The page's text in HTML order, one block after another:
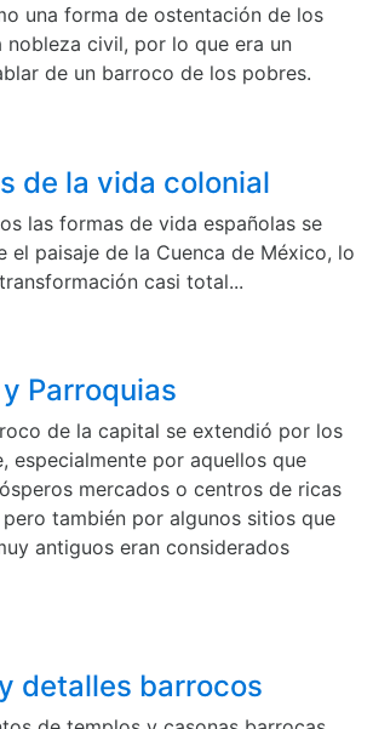
una forma de ostentación de los
nobleza civil, por lo que era un
de un barroco de los pobres.
de la vida colonial
las formas de vida españolas se
el paisaje de la Cuenca de México, lo
casi total...
Parroquias
de la capital se extendió por los
especialmente por aquellos que
mercados o centros de ricas
también por algunos sitios que
antiguos eran considerados
detalles barrocos